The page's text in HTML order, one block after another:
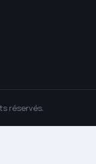
réservés.